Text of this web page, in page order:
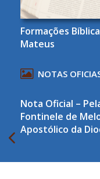
Formações
Mateus
NOTAS
Nota Oficial –
Fontinele de
Apostólico da